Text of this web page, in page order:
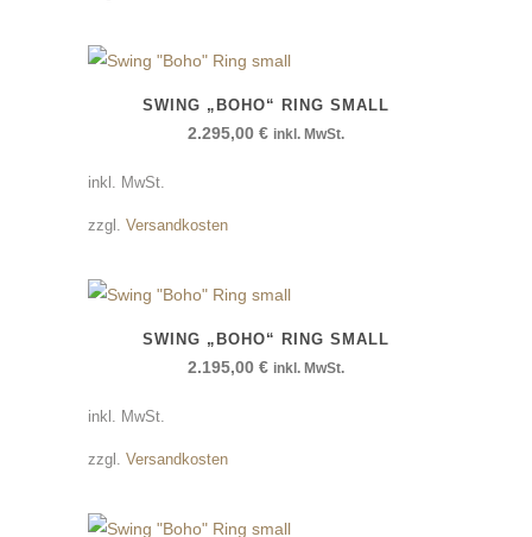
SWING „BOHO“ RING SMALL
2.295,00 € inkl. MwSt.
inkl. MwSt.
zzgl. Versandkosten
SWING „BOHO“ RING SMALL
2.195,00 € inkl. MwSt.
inkl. MwSt.
zzgl. Versandkosten